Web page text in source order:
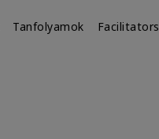
Tanfolyamok Facilitators